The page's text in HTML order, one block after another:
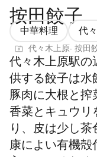
按田餃子
中華料理 代
代々木上原- 按田
代々木上原駅の
供する餃子は水
豚肉に大根と搾
香菜とキュウリ
り、 皮は少し茶
康によい有機殻